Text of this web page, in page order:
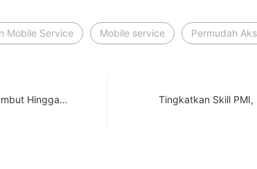
Mobile Service Mobile service Permudah
Hingga…
Tingkatkan Skill PMI,